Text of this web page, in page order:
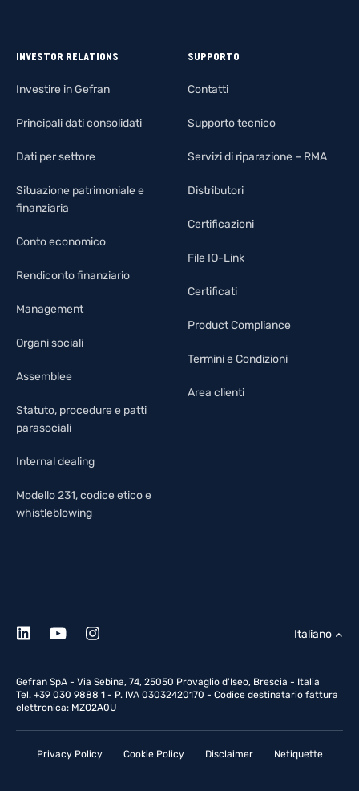
INVESTOR RELATIONS
Investire in Gefran
Principali dati consolidati
Dati per settore
Situazione patrimoniale e
finanziaria
Conto economico
Rendiconto finanziario
Management
Organi sociali
Assemblee
Statuto, procedure e patti
parasociali
Internal dealing
Modello 231, codice etico e
whistleblowing
SUPPORTO
Contatti
Supporto tecnico
Servizi di riparazione – RMA
Distributori
Certificazioni
File IO-Link
Certificati
Product Compliance
Termini e Condizioni
Area clienti
Gefran SpA - Via Sebina, 74, 25050 Provaglio d'Iseo, Brescia - Italia
Tel. +39 030 9888 1 - P. IVA 03032420170 - Codice destinatario fattura
elettronica: MZO2A0U
Italiano
Privacy Policy Cookie Policy Disclaimer Netiquette